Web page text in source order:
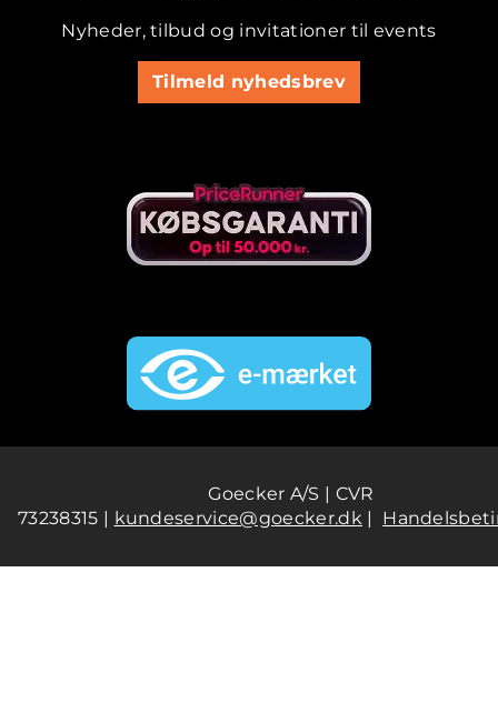
Nyheder, tilbud og invitationer til events
Tilmeld nyhedsbrev
Goecker A/S | CVR
73238315 | kundeservice@goecker.dk |